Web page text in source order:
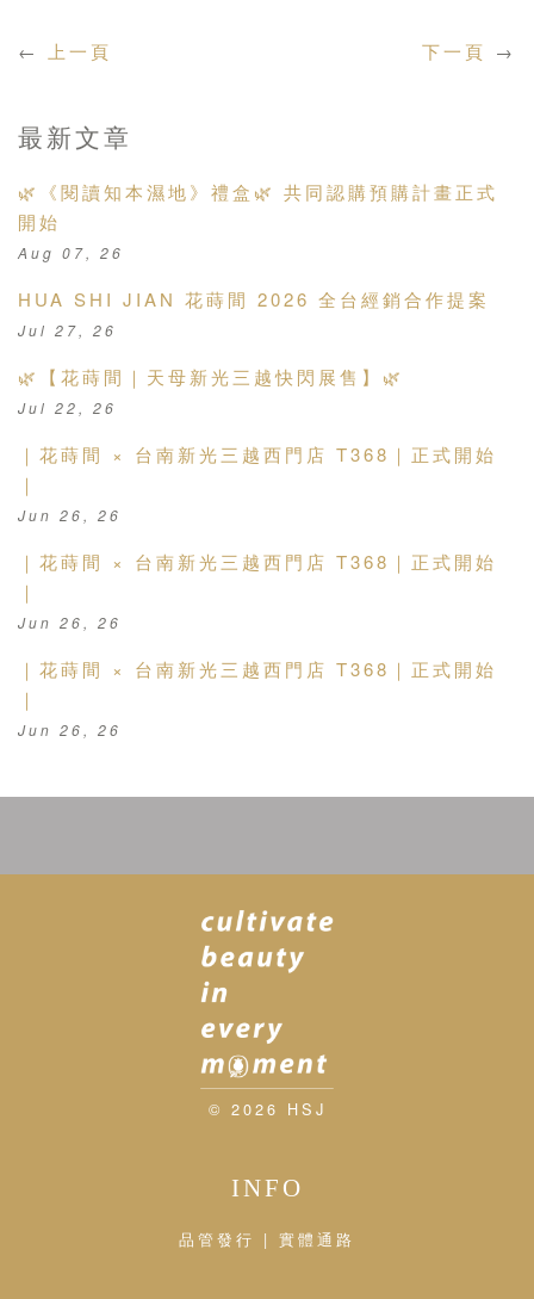
← 上一頁 下一頁 →
最新文章
🌿《閱讀知本濕地》禮盒🌿 共同認購預購計畫正式
開始
Aug 07, 26
HUA SHI JIAN 花蒔間 2026 全台經銷合作提案
Jul 27, 26
🌿【花蒔間｜天母新光三越快閃展售】🌿
Jul 22, 26
｜花蒔間 × 台南新光三越西門店 T368｜正式開始
｜
Jun 26, 26
｜花蒔間 × 台南新光三越西門店 T368｜正式開始
｜
Jun 26, 26
｜花蒔間 × 台南新光三越西門店 T368｜正式開始
｜
Jun 26, 26
© 2026 HSJ
INFO
品管發行 | 實體通路